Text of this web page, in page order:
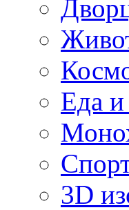
Еда
3D